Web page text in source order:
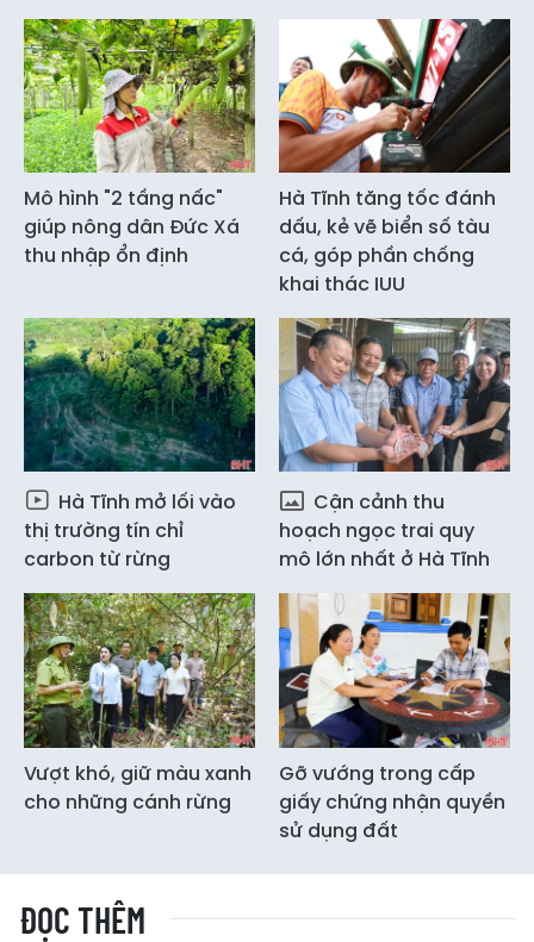
Mô hình "2 tầng nấc"
giúp nông dân Đức Xá
thu nhập ổn định
Hà Tĩnh tăng tốc đánh
dấu, kẻ vẽ biển số tàu
cá, góp phần chống
khai thác IUU
Hà Tĩnh mở lối vào
thị trường tín chỉ
carbon từ rừng
Cận cảnh thu
hoạch ngọc trai quy
mô lớn nhất ở Hà Tĩnh
Vượt khó, giữ màu xanh
cho những cánh rừng
Gỡ vướng trong cấp
giấy chứng nhận quyền
sử dụng đất
ĐỌC THÊM